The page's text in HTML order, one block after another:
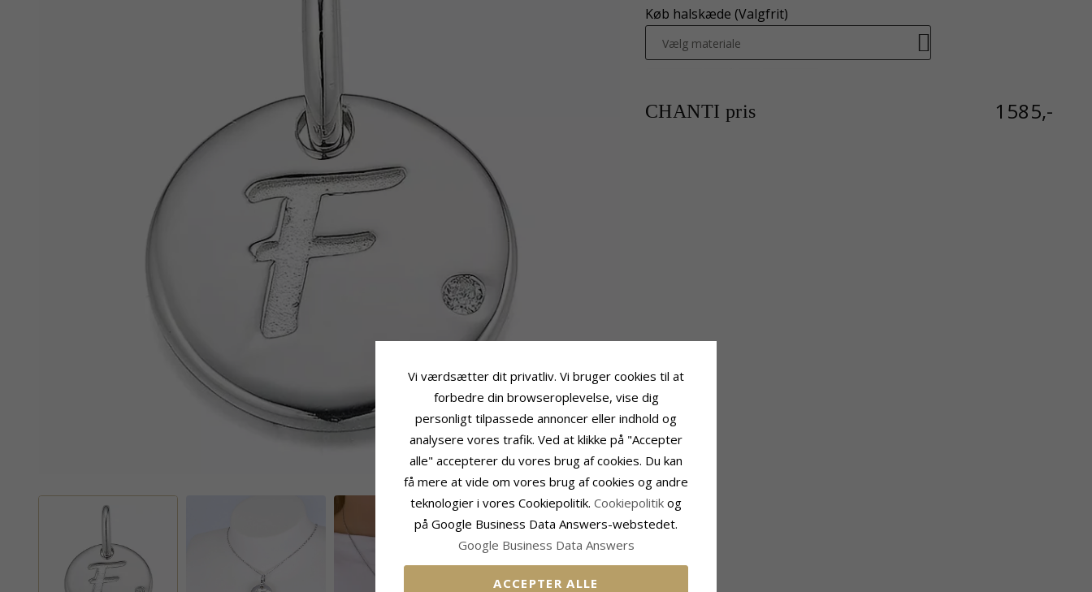
Køb halskæde (Valgfrit)
Vælg materiale
CHANTI pris 1585,-
Vi værdsætter dit privatliv. Vi bruger cookies til at
forbedre din browseroplevelse, vise dig
personligt tilpassede annoncer eller indhold og
analysere vores trafik. Ved at klikke på "Accepter
alle" accepterer du vores brug af cookies. Du kan
få mere at vide om vores brug af cookies og andre
teknologier i vores Cookiepolitik. Cookiepolitik og
på Google Business Data Answers-webstedet.
Google Business Data Answers
ACCEPTER ALLE